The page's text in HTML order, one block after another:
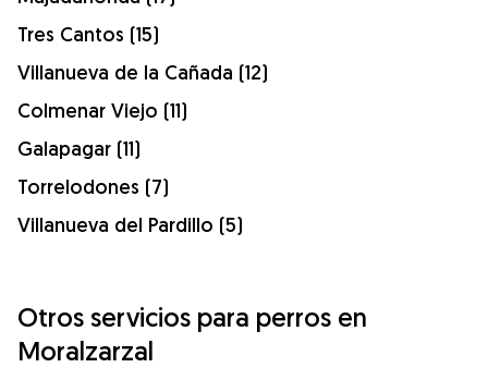
Tres Cantos (15)
Villanueva de la Cañada (12)
Colmenar Viejo (11)
Galapagar (11)
Torrelodones (7)
Villanueva del Pardillo (5)
Otros servicios para perros en
Moralzarzal